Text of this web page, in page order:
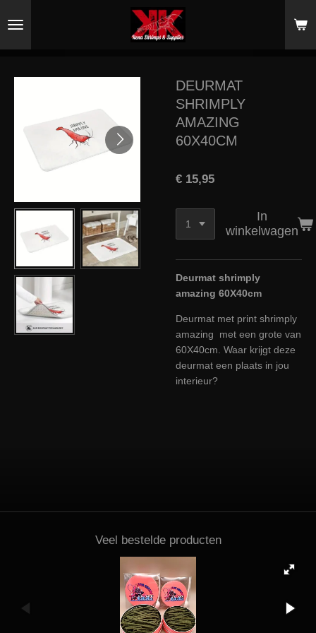
direct
hoofdinhoud
DEURMAT
SHRIMPLY
AMAZING
60X40CM
€ 15,95
In
winkelwagen
Deurmat shrimply
amazing 60X40cm
Deurmat met print shrimply
amazing met een grote van
60X40cm. Waar krijgt deze
deurmat een plaats in jou
interieur?
Veel bestelde producten